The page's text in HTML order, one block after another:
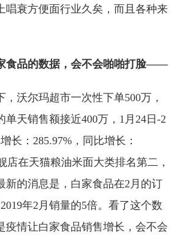
唱衰方便面行业久矣，而且各种来
食品的数据，会不会啪啪打脸——
，沃尔玛超市一次性下单500万，
单天销售额接近400万，1月24日-2
长：285.97%，同比增长：
店在天猫粮油米面大类排名第二，
新的消息是，白家食品在2月的订
年2月销量的5倍。看了这个数
疫情让白家食品销售增长，会不会